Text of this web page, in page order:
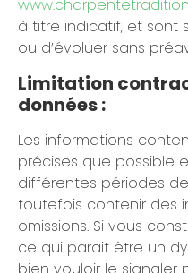
à titre indicatif, et sont
ou d’évoluer sans
Limitation
données :
Les informations
précises que possible
différentes périodes
toutefois contenir des
omissions. Si vous
ce qui parait être un
bien vouloir le signaler